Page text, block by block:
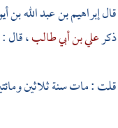
قالإبراهيم بن عبد الله
ذكرعلي بن أبي طالب، قال
قلت : مات سنة ثلاثين